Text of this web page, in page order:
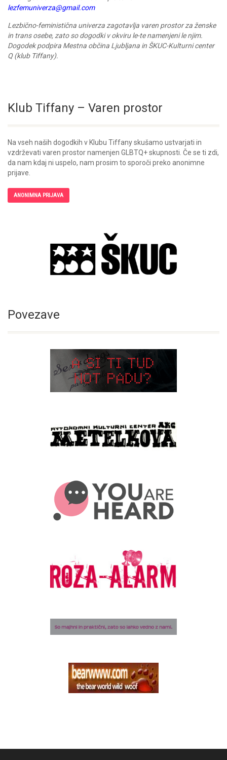
lezfemuniverza@gmail.com
Lezbično-feministična univerza zagotavlja varen prostor za ženske
in trans osebe, zato so dogodki v okviru le-te namenjeni le njim.
Dogodek podpira Mestna občina Ljubljana in ŠKUC-Kulturni center
Q (klub Tiffany).
Klub Tiffany – Varen prostor
Na vseh naših dogodkih v Klubu Tiffany skušamo ustvarjati in
vzdrževati varen prostor namenjen GLBTQ+ skupnosti. Če se ti zdi,
da nam kdaj ni uspelo, nam prosim to sporoči preko anonimne
prijave.
ANONIMNA PRIJAVA
Povezave